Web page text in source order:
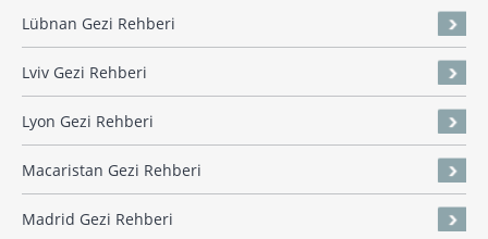
Lübnan Gezi Rehberi
Lviv Gezi Rehberi
Lyon Gezi Rehberi
Macaristan Gezi Rehberi
Madrid Gezi Rehberi